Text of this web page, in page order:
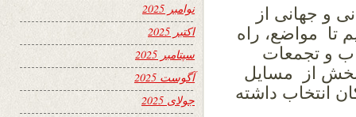
و جهانی از
تا مواضع، راه
و تجمعات
بخش از مسایل
انتخاب داشته
نوامبر 2025
اکتبر 2025
سپتامبر 2025
آگوست 2025
جولای 2025